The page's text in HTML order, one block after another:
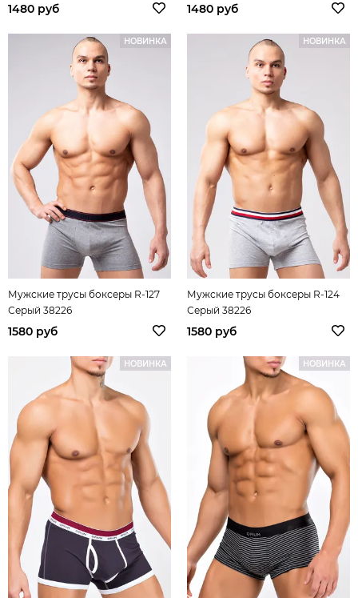
1480 руб 1480 руб
НОВИНКА
Мужские трусы боксеры R-127
Серый 38226
1580 руб
НОВИНКА
Мужские трусы боксеры R-124
Серый 38226
1580 руб
НОВИНКА НОВИНКА